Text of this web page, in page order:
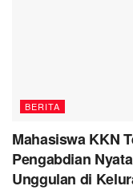
BERITA
Mahasiswa KKN
Pengabdian
Unggulan di